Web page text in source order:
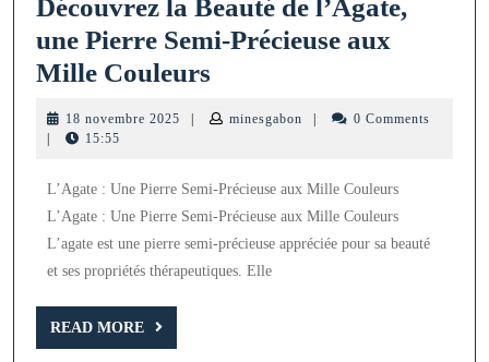
Découvrez la Beauté de l’Agate,
une Pierre Semi-Précieuse aux
Mille Couleurs
la
l’Agate,
une
Pierre
18 novembre 2025 18
minesgabon minesgabon0 Comments
15:55
L’Agate : Une Pierre Semi-Précieuse aux Mille Couleurs
L’Agate : Une Pierre Semi-Précieuse aux Mille Couleurs
L’agate est une pierre semi-précieuse appréciée pour sa beauté
et ses propriétés thérapeutiques. Elle
READ MORE
READ
MORE